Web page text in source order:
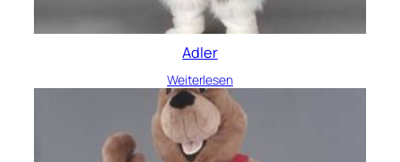
Adler
Weiterlesen